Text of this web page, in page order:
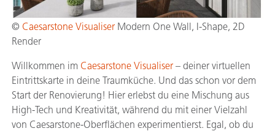
© Caesarstone Visualiser Modern One Wall, I-Shape, 2D
Render
Willkommen im Caesarstone Visualiser – deiner virtuellen
Eintrittskarte in deine Traumküche. Und das schon vor dem
Start der Renovierung! Hier erlebst du eine Mischung aus
High-Tech und Kreativität, während du mit einer Vielzahl
von Caesarstone-Oberflächen experimentierst. Egal, ob du